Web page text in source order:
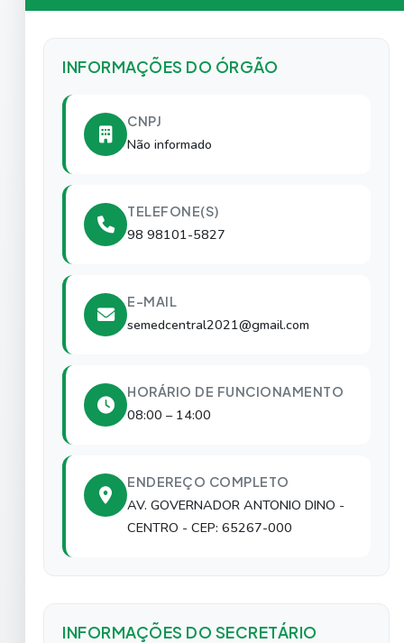
INFORMAÇÕES DO ÓRGÃO
CNPJ
Não informado
TELEFONE(S)
98 98101-5827
E-MAIL
semedcentral2021@gmail.com
HORÁRIO DE FUNCIONAMENTO
08:00 – 14:00
ENDEREÇO COMPLETO
AV. GOVERNADOR ANTONIO DINO -
CENTRO - CEP: 65267-000
INFORMAÇÕES DO SECRETÁRIO